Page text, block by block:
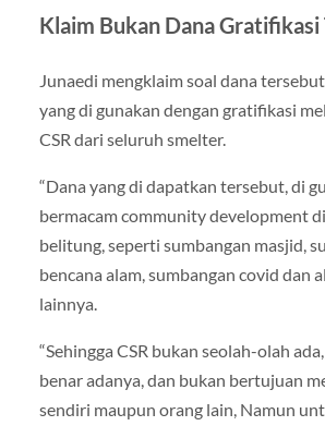
Klaim Bukan Dana Gratifikasi
Junaedi mengklaim soal dana
yang di gunakan dengan gratifikasi
CSR dari seluruh smelter.
“Dana yang di dapatkan tersebut, di
bermacam community development
belitung, seperti sumbangan masjid,
bencana alam, sumbangan covid dan
lainnya.
“Sehingga CSR bukan seolah-olah
benar adanya, dan bukan bertujuan
sendiri maupun orang lain, Namun